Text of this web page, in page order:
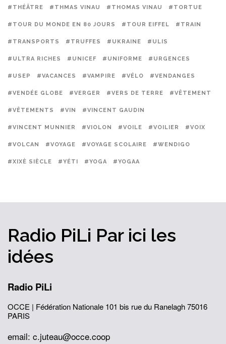
#THÉÂTRE #THMAS VINAU #THOMAS VINAU #TORTUE
#TOUR DU MONDE EN 80 JOURS #TOUR EIFFEL #TRAIN
#TRANSPORTS #TRUFFES #UKRAINE #ULIS
#ULTRA RICHES #UNICEF #UNIFORME #URGENCES
#USEP #VACANCES #VAMPIRE #VÉLO #VENDANGES
#VENDÉE GLOBE #VERGER #VERS DE TERRE #VÊTEMENT
#VÊTEMENTS #VIN #VINCENT GAUDIN
#VINCENT MUNNIER #VIOLON #VOILE #VOILIER #VOIX
#VOLCAN #VOYAGE #VOYAGE SCOLAIRE #WENDIGO
#XIXÈ SIÈCLE #YÉTI #YOGA #YOGAA
Radio PiLi Par ici les
idées
Radio PiLi
OCCE | Fédération Nationale 101 bis rue du Ranelagh75016
PARIS
email: c.juteau@occe.coop